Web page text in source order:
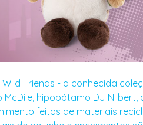
Wild Friends - a conhecida
hipopótamo DJ Nilbert,
feitos de materiais